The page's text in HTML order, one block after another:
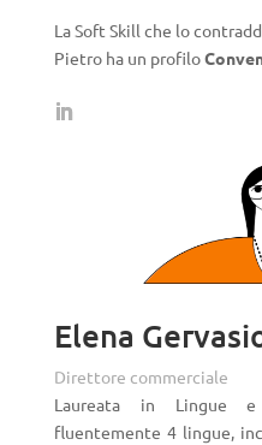
La Soft Skill che lo
Pietro ha un profilo
Elena
Direttore commerciale
Laureata in Lingue
fluentemente 4 lingue,